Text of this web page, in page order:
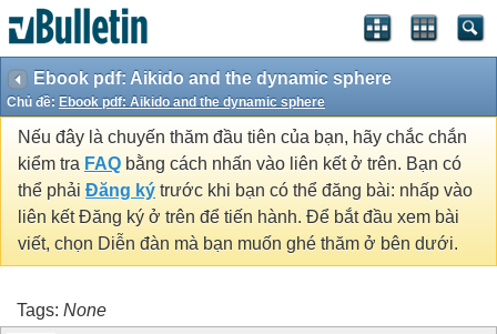
Ebook pdf: Aikido and the dynamic sphere
Chủ đề: Ebook pdf: Aikido and the dynamic sphere
Nếu đây là chuyến thăm đầu tiên của bạn, hãy chắc chắn
kiểm tra FAQ bằng cách nhấn vào liên kết ở trên. Bạn có
thể phải Đăng ký trước khi bạn có thể đăng bài: nhấp vào
liên kết Đăng ký ở trên để tiến hành. Để bắt đầu xem bài
viết, chọn Diễn đàn mà bạn muốn ghé thăm ở bên dưới.
Tags: None